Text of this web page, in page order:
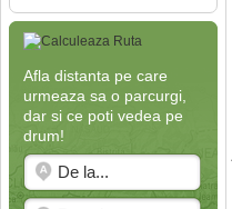
Afla distanta pe care
urmeaza sa o parcurgi,
dar si ce poti vedea pe
drum!